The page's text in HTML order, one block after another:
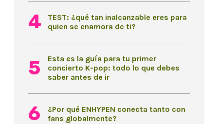
TEST: ¿qué tan inalcanzable eres para
quien se enamora de ti?
Esta es la guía para tu primer
concierto K-pop: todo lo que debes
saber antes de ir
¿Por qué ENHYPEN conecta tanto con
fans globalmente?